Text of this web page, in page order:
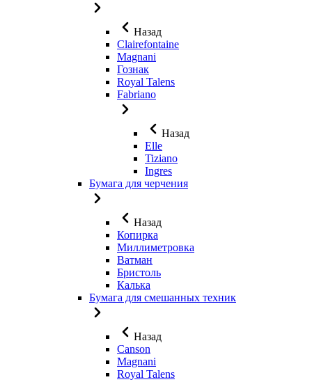
Назад
Clairefontaine
Magnani
Гознак
Royal Talens
Fabriano
Назад
Elle
Tiziano
Ingres
Бумага для черчения
Назад
Копирка
Миллиметровка
Ватман
Бристоль
Калька
Бумага для смешанных техник
Назад
Canson
Magnani
Royal Talens